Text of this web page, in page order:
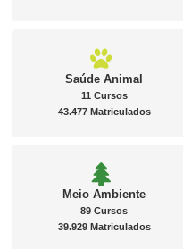
Saúde Animal
11 Cursos
43.477 Matriculados
Meio Ambiente
89 Cursos
39.929 Matriculados